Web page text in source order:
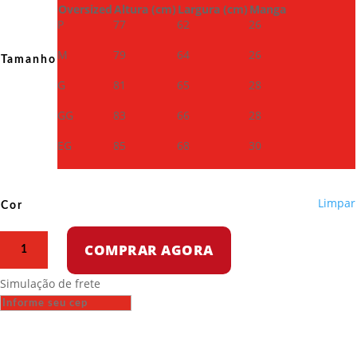
Tamanho
OversizedAltura (cm) Largura (cm) Manga
P
77 62
26
M
79 64
26
G
81 65
28
GG
83 66
28
EG
85 68 30
Cor Limpar
Hora
de
COMPRAR AGORA
Simulação de frete